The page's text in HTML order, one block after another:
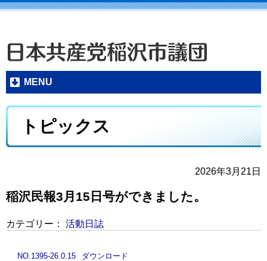
MENU
トピックス
2026年3月21日
稲沢民報3月15日号ができました。
カテゴリー： 活動日誌
NO.1395-26.0.15 ダウンロード